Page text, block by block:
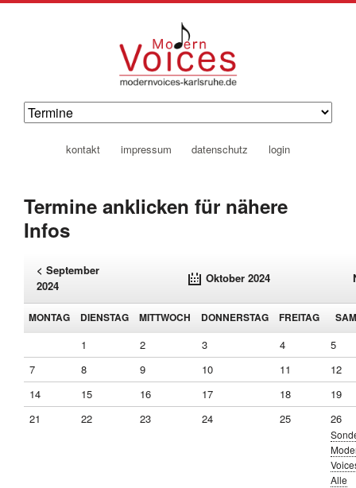
navigation
kontakt impressum datenschutz login
Termine anklicken für nähere
Infos
< September
2024
Oktober 2024
MONTAG DIENSTAG MITTWOCH DONNERSTAG FREITAG
1 2 3 4
5
7
8 9 10 11
12
14
15 16 17 18
19
21
22 23 24 25 26
Alle